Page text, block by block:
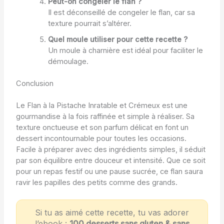
Il est déconseillé de congeler le flan, car sa
texture pourrait s’altérer.
Quel moule utiliser pour cette recette ?
Un moule à charnière est idéal pour faciliter le
démoulage.
Conclusion
Le Flan à la Pistache Inratable et Crémeux est une
gourmandise à la fois raffinée et simple à réaliser. Sa
texture onctueuse et son parfum délicat en font un
dessert incontournable pour toutes les occasions.
Facile à préparer avec des ingrédients simples, il séduit
par son équilibre entre douceur et intensité. Que ce soit
pour un repas festif ou une pause sucrée, ce flan saura
ravir les papilles des petits comme des grands.
Si tu as aimé cette recette, tu vas adorer